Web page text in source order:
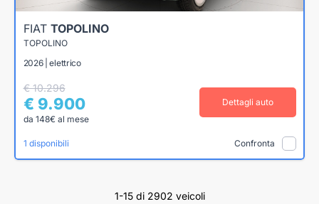
FIAT TOPOLINO
TOPOLINO
2026 | elettrico
€ 10.296
€ 9.900
da 148€ al mese
Dettagli auto
1 disponibili Confronta
1-15 di 2902 veicoli